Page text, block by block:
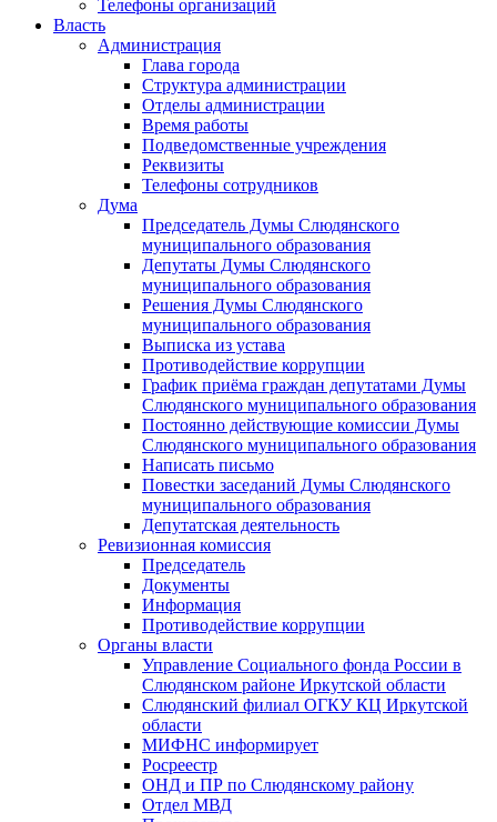
Телефоны организаций
Власть
Администрация
Глава города
Структура администрации
Отделы администрации
Время работы
Подведомственные учреждения
Реквизиты
Телефоны сотрудников
Дума
Председатель Думы Слюдянского
муниципального образования
Депутаты Думы Слюдянского
муниципального образования
Решения Думы Слюдянского
муниципального образования
Выписка из устава
Противодействие коррупции
График приёма граждан депутатами Думы
Слюдянского муниципального образования
Постоянно действующие комиссии Думы
Слюдянского муниципального образования
Написать письмо
Повестки заседаний Думы Слюдянского
муниципального образования
Депутатская деятельность
Ревизионная комиссия
Председатель
Документы
Информация
Противодействие коррупции
Органы власти
Управление Социального фонда России в
Слюдянском районе Иркутской области
Слюдянский филиал ОГКУ КЦ Иркутской
области
МИФНС информирует
Росреестр
ОНД и ПР по Слюдянскому району
Отдел МВД